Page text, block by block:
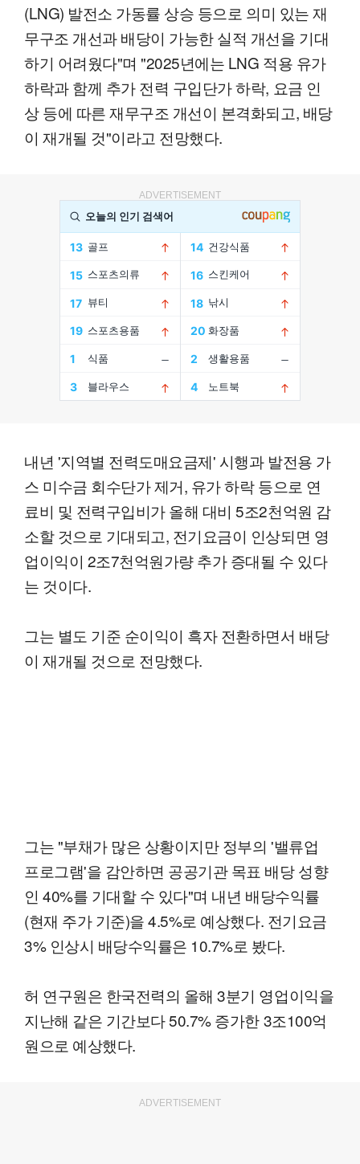
(LNG) 발전소 가동률 상승 등으로 의미 있는 재
무구조 개선과 배당이 가능한 실적 개선을 기대
하기 어려웠다"며 "2025년에는 LNG 적용 유가
하락과 함께 추가 전력 구입단가 하락, 요금 인
상 등에 따른 재무구조 개선이 본격화되고, 배당
이 재개될 것"이라고 전망했다.
ADVERTISEMENT
내년 '지역별 전력도매요금제' 시행과 발전용 가
스 미수금 회수단가 제거, 유가 하락 등으로 연
료비 및 전력구입비가 올해 대비 5조2천억원 감
소할 것으로 기대되고, 전기요금이 인상되면 영
업이익이 2조7천억원가량 추가 증대될 수 있다
는 것이다.
그는 별도 기준 순이익이 흑자 전환하면서 배당
이 재개될 것으로 전망했다.
그는 "부채가 많은 상황이지만 정부의 '밸류업
프로그램'을 감안하면 공공기관 목표 배당 성향
인 40%를 기대할 수 있다"며 내년 배당수익률
(현재 주가 기준)을 4.5%로 예상했다. 전기요금
3% 인상시 배당수익률은 10.7%로 봤다.
허 연구원은 한국전력의 올해 3분기 영업이익을
지난해 같은 기간보다 50.7% 증가한 3조100억
원으로 예상했다.
ADVERTISEMENT